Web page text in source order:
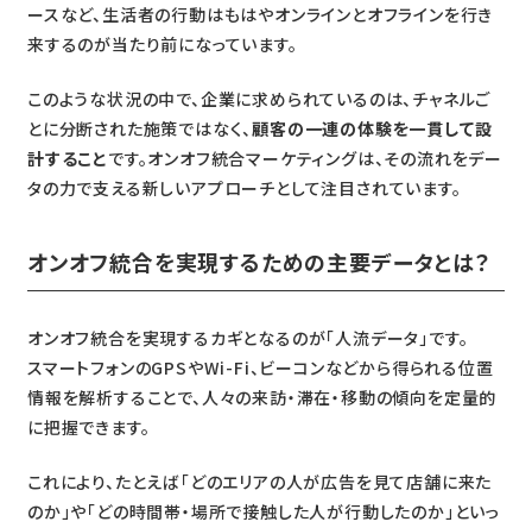
ースなど、生活者の行動はもはやオンラインとオフラインを行き
来するのが当たり前になっています。
このような状況の中で、企業に求められているのは、チャネルご
とに分断された施策ではなく、顧客の一連の体験を一貫して設
計することです。オンオフ統合マーケティングは、その流れをデー
タの力で支える新しいアプローチとして注目されています。
オンオフ統合を実現するための主要データとは？
オンオフ統合を実現するカギとなるのが「人流データ」です。
スマートフォンのGPSやWi-Fi、ビーコンなどから得られる位置
情報を解析することで、人々の来訪・滞在・移動の傾向を定量的
に把握できます。
これにより、たとえば「どのエリアの人が広告を見て店舗に来た
のか」や「どの時間帯・場所で接触した人が行動したのか」といっ